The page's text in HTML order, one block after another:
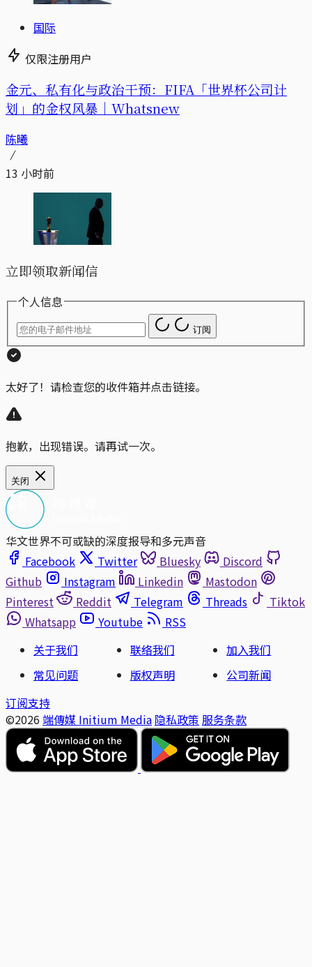
国际
仅限注册用户
金元、私有化与政治干预：FIFA「世界杯公司计
划」的金权风暴｜Whatsnew
陈曦
13 小时前
立即领取新闻信
个人信息
订阅
太好了！请检查您的收件箱并点击链接。
抱歉，出现错误。请再试一次。
关闭
华文世界不可或缺的深度报导和多元声音
Facebook
Twitter Bluesky
Discord
Github
Instagram Linkedin
Mastodon
Pinterest
Reddit Telegram Threads
Tiktok
Whatsapp
Youtube
RSS
关于我们
联络我们
加入我们
常见问题
版权声明
公司新闻
订阅支持
©2026 端傳媒 Initium Media 隐私政策 服务条款